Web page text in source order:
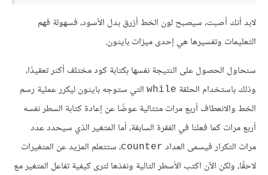
لابد أنك أصبت، سيصبح لون الخط أزرق بدل الأسود، فسهولة فهم
التعليمات وتفسيرها هي إحدى ميزات بايثون.
سنحاول الحصول على النتيجة نفسها بكتابة كود مختلف أكثر تعقيدًا،
وذلك باستخدام الحلقة while التي ستوجه بايثون ليكرر عملية رسم
الخط والانعطاف أربع مرات متتالية عوضًا عن إعادة كتابة السطر نفسه
أربع مرات كما فعلنا في الفقرة السابقة، أما المتغير الذي سيحدد عدد
مرات التكرار فيسمى العداد counter، ستتعلم المزيد عن المتغيرات
لاحقًا، ولكن الآن اكتب الأسطر التالية ونفذها لترى كيفية تفاعل المتغير مع